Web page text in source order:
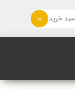
سبد خرید 0